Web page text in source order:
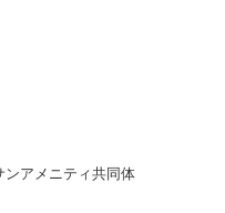
開催☆
大会が開催されました
ンアメニティ共同体